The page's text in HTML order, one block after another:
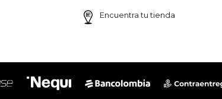
Encuentra tu tienda